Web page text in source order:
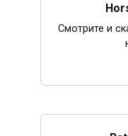
Смотрите и